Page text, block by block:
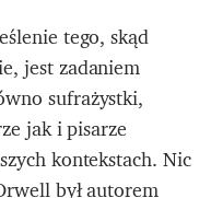
tego, skąd
jest zadaniem
sufrażystki,
jak i pisarze
kontekstach. Nic
był autorem